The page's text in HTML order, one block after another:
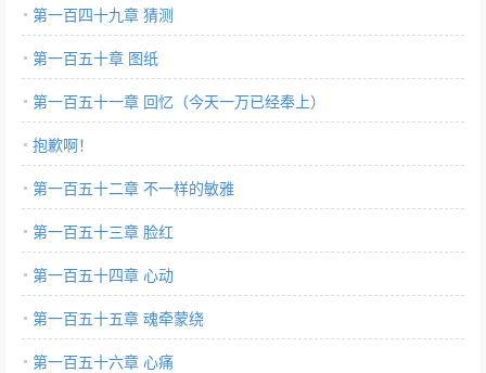
第一百四十九章 猜测
第一百五十章 图纸
第一百五十一章 回忆（今天一万已经奉上）
抱歉啊！
第一百五十二章 不一样的敏雅
第一百五十三章 脸红
第一百五十四章 心动
第一百五十五章 魂牵蒙绕
第一百五十六章 心痛